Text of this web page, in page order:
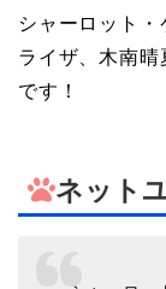
シャーロット
ライザ、木南晴
です！
ネット